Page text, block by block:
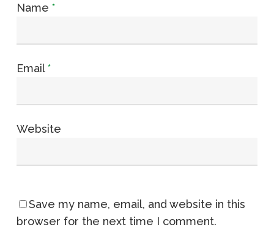
Name *
Email*
Website
Save my name, email, and website in this
browser for the next time I comment.